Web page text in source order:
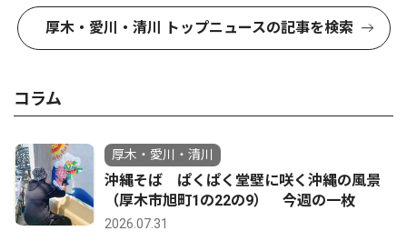
厚木・愛川・清川 トップニュースの記事を検索
コラム
厚木・愛川・清川
沖縄そば ぱくぱく堂壁に咲く沖縄の風景
（厚木市旭町1の22の9） 今週の一枚
2026.07.31